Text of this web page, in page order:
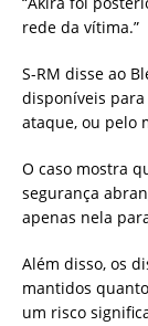
rede da vítima.”
S-RM disse ao
disponíveis
ataque, ou pelo
O caso mostra
segurança
apenas nela
Além disso, os
mantidos
um risco